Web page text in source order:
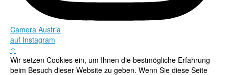
Camera Austria
auf Instagram
↑
Wir setzen Cookies ein, um Ihnen die bestmögliche Erfahrung
beim Besuch dieser Website zu geben. Wenn Sie diese Seite